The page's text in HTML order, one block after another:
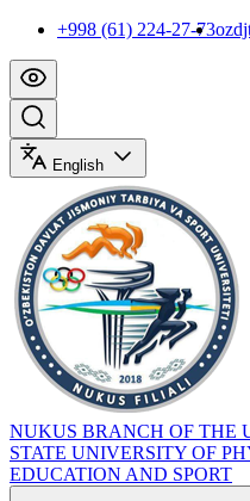
+998 (61) 224-27-73
English
NUKUS BRANCH OF THE
STATE UNIVERSITY OF
EDUCATION AND SPORT